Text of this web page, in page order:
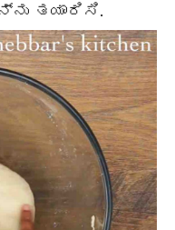
ತಯಾರಿಸಿ.